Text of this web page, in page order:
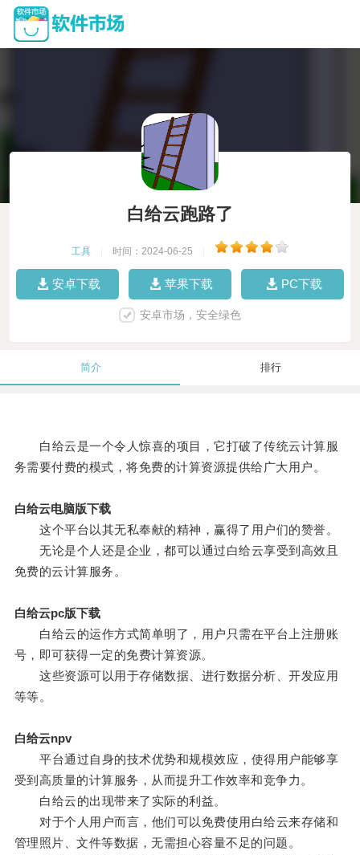
白给云跑路了
工具 时间：2024-06-25
安卓下载 苹果下载 PC下载
安卓市场，安全绿色
简介 排行
白给云是一个令人惊喜的项目，它打破了传统云计算服
务需要付费的模式，将免费的计算资源提供给广大用户。
白给云电脑版下载
这个平台以其无私奉献的精神，赢得了用户们的赞誉。
无论是个人还是企业，都可以通过白给云享受到高效且
免费的云计算服务。
白给云pc版下载
白给云的运作方式简单明了，用户只需在平台上注册账
号，即可获得一定的免费计算资源。
这些资源可以用于存储数据、进行数据分析、开发应用
等等。
白给云npv
平台通过自身的技术优势和规模效应，使得用户能够享
受到高质量的计算服务，从而提升工作效率和竞争力。
白给云的出现带来了实际的利益。
对于个人用户而言，他们可以免费使用白给云来存储和
管理照片、文件等数据，无需担心容量不足的问题。